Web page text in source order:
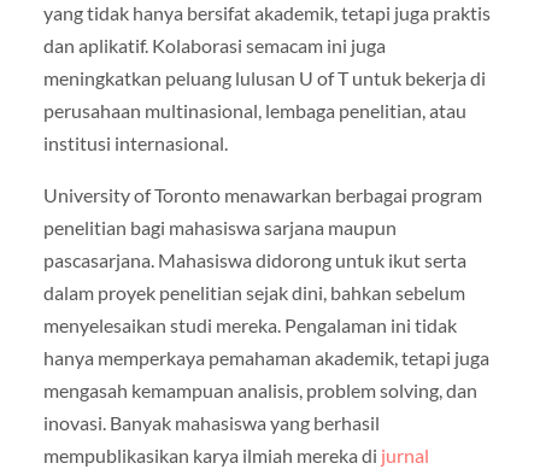
yang tidak hanya bersifat akademik, tetapi juga praktis
dan aplikatif. Kolaborasi semacam ini juga
meningkatkan peluang lulusan U of T untuk bekerja di
perusahaan multinasional, lembaga penelitian, atau
institusi internasional.
University of Toronto menawarkan berbagai program
penelitian bagi mahasiswa sarjana maupun
pascasarjana. Mahasiswa didorong untuk ikut serta
dalam proyek penelitian sejak dini, bahkan sebelum
menyelesaikan studi mereka. Pengalaman ini tidak
hanya memperkaya pemahaman akademik, tetapi juga
mengasah kemampuan analisis, problem solving, dan
inovasi. Banyak mahasiswa yang berhasil
mempublikasikan karya ilmiah mereka di jurnal